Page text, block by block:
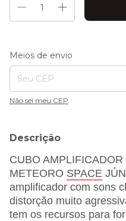
Entregas para o CEP:
Meios de envio
Não sei meu CEP
Descrição
CUBO
METEORO SPACE
amplificador com sons
distorção muito
tem os recursos para